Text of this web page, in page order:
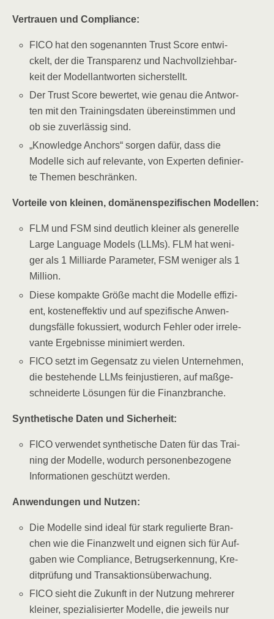
Ver­trau­en und Compliance:
FICO hat den soge­nann­ten Trust Score ent­wi­
ckelt, der die Trans­pa­renz und Nach­voll­zieh­bar­
keit der Modell­ant­wor­ten sicherstellt.
Der Trust Score bewer­tet, wie genau die Ant­wor­
ten mit den Trai­nings­da­ten über­ein­stim­men und
ob sie zuver­läs­sig sind.
„Know­ledge Anchors“ sor­gen dafür, dass die
Model­le sich auf rele­van­te, von Exper­ten defi­nier­
te The­men beschränken.
Vor­tei­le von klei­nen, domä­nen­spe­zi­fi­schen Modellen:
FLM und FSM sind deut­lich klei­ner als gene­rel­le
Lar­ge Lan­guage Models (LLMs). FLM hat weni­
ger als 1 Mil­li­ar­de Para­me­ter, FSM weni­ger als 1
Million.
Die­se kom­pak­te Grö­ße macht die Model­le effi­zi­
ent, kos­ten­ef­fek­tiv und auf spe­zi­fi­sche Anwen­
dungs­fäl­le fokus­siert, wodurch Feh­ler oder irrele­
van­te Ergeb­nis­se mini­miert werden.
FICO setzt im Gegen­satz zu vie­len Unter­neh­men,
die bestehen­de LLMs fein­jus­tie­ren, auf maß­ge­
schnei­der­te Lösun­gen für die Finanzbranche.
Syn­the­ti­sche Daten und Sicherheit:
FICO ver­wen­det syn­the­ti­sche Daten für das Trai­
ning der Model­le, wodurch per­so­nen­be­zo­ge­ne
Infor­ma­tio­nen geschützt werden.
Anwen­dun­gen und Nutzen:
Die Model­le sind ide­al für stark regu­lier­te Bran­
chen wie die Finanz­welt und eig­nen sich für Auf­
ga­ben wie Com­pli­ance, Betrugs­er­ken­nung, Kre­
dit­prü­fung und Transaktionsüberwachung.
FICO sieht die Zukunft in der Nut­zung meh­re­rer
klei­ner, spe­zia­li­sier­ter Model­le, die jeweils nur